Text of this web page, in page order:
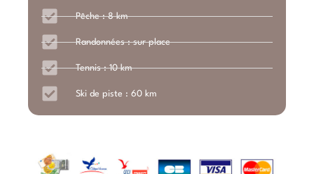
Pêche : 8 km
Randonnées : sur place
Tennis : 10 km
Ski de piste : 60 km